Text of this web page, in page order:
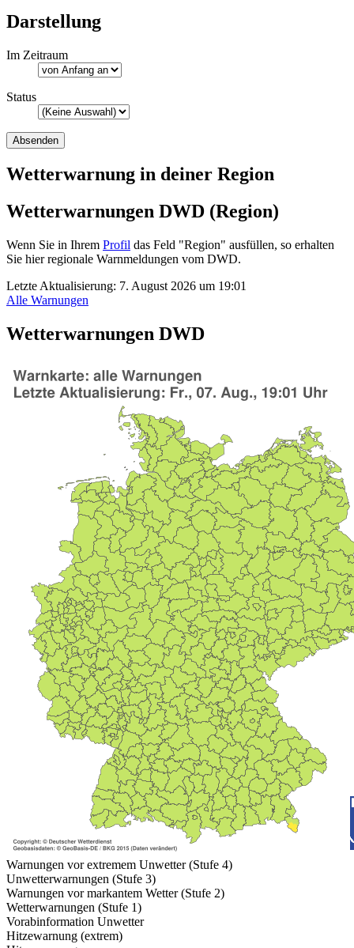
Darstellung
Im Zeitraum
Status
Wetterwarnung in deiner Region
Wetterwarnungen DWD (Region)
Wenn Sie in Ihrem Profil das Feld "Region" ausfüllen, so erhalten
Sie hier regionale Warnmeldungen vom DWD.
Letzte Aktualisierung: 7. August 2026 um 19:01
Alle Warnungen
Wetterwarnungen DWD
Warnungen vor extremem Unwetter (Stufe 4)
Unwetterwarnungen (Stufe 3)
Warnungen vor markantem Wetter (Stufe 2)
Wetterwarnungen (Stufe 1)
Vorabinformation Unwetter
Hitzewarnung (extrem)